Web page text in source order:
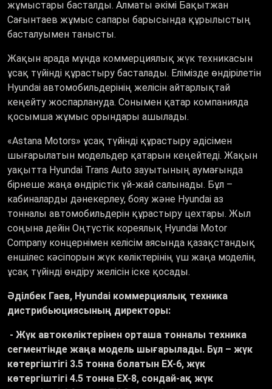
жұмыстары басталды. Алматы әкімі Бақытжан
Сағынтаев жұмыс сапары барысында құрылыстың
басталуымен танысты.
Жақын арада мұнда коммерциялық жүк техникасын
ұсақ түйінді құрастыру басталады. Елімізде өндірілетін
Hyundai автомобильдерінің желісін айтарлықтай
кеңейту жоспарлануда. Сонымен қатар компанияда
қосымша жұмыс орындары ашылады.
«Аstana Motors» ұсақ түйінді құрастыру әдісімен
шығарылатын модельдер қатарын кеңейтеді. Жақын
уақытта Hyundai Trans Auto зауытының аумағында
бірнеше жаңа өндірістік үй-жай салынады. Бұл –
кабиналарды дәнекерлеу, бояу және Hyundai аз
тонналы автомобильдерін құрастыру цехтары. Жыл
соңына дейін Оңтүстік кореялық Hyundai Motor
Company концернімен келісім аясында қазақстандық
еншілес кәсіпорын жүк көліктерінің үш жаңа моделін,
ұсақ түйінді өндіру желісін іске қосады.
Әділбек Гаев, Hyundai коммерциялық техника
дистрибьюциясының директоры:
- Жүк автокөліктерінен орташа тонналы техника
сегментінде жаңа модель шығарылады. Бұл – жүк
көтергіштігі 3.5 тонна болатын EX-6, жүк
көтергіштігі 4.5 тонна EX-8, сондай-ақ жүк